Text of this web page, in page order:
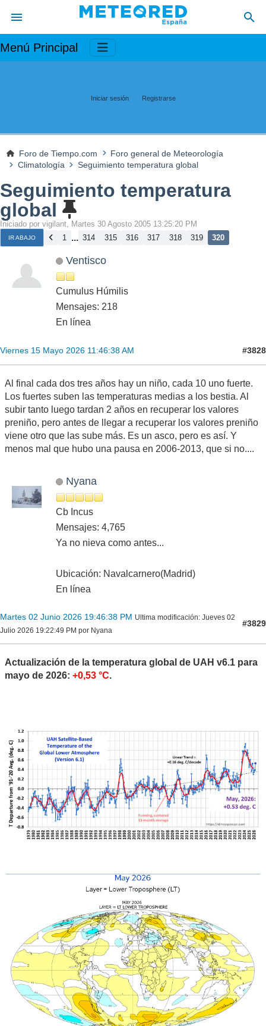
Menú Principal
Iniciar sesión Registrarse
Foro de Tiempo.com
Foro general de Meteorología
Climatología
Seguimiento temperatura global
Seguimiento temperatura
global
Iniciado por vigilant, Martes 30 Agosto 2005 13:25:20 PM
IR ABAJO 1 ... 314 315 316 317 318 319 320
Ventisco
Cumulus Húmilis
Mensajes: 218
En línea
Viernes 15 Mayo 2026 11:46:38 AM #3828
Al final cada dos tres años hay un niño, cada 10 uno fuerte.
Los fuertes suben las temperaturas medias a los bestia. Al
subir tanto luego tardan 2 años en recuperar los valores
preniño, pero antes de llegar a recuperar los valores preniño
viene otro que las sube más. Es un asco, pero es así. Y
menos mal que hubo una pausa en 2006-2013, que si no....
Nyana
Cb Incus
Mensajes: 4,765
Ya no nieva como antes...
Ubicación: Navalcarnero(Madrid)
En línea
Martes 02 Junio 2026 19:46:38 PM Ultima modificación: Jueves 02
Julio 2026 19:22:49 PM por Nyana
#3829
Actualización de la temperatura global de UAH v6.1 para
mayo de 2026: +0,53 °C.